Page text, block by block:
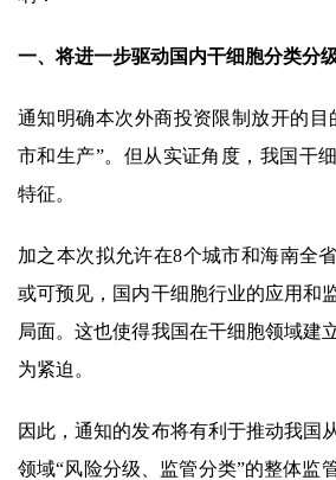
一、将进一步驱动国内干细胞分类分
通知明确本次外商投资限制放开的目
市和生产”。但从实证角度，我国干
特征。
加之本次拟允许在8个城市和海南全
或可预见，国内干细胞行业的应用和
局面。这也使得我国在干细胞领域建
为紧迫。
因此，通知的发布将有利于推动我国
领域“风险分级、监管分类”的整体监